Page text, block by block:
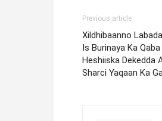
Previous article
Xildhibaanno
Is Burinaya Ka
Heshiiska Dekedda
Sharci Yaqaan Ka